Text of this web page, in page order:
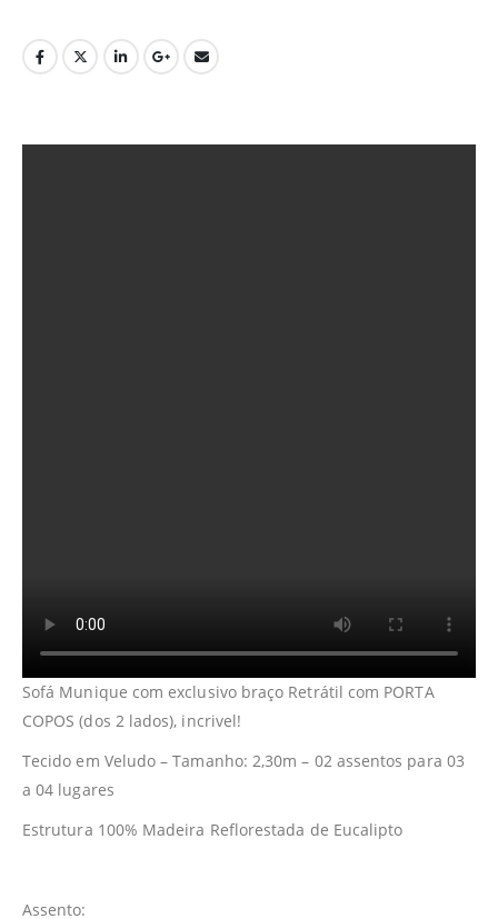
Sofá Munique com exclusivo braço Retrátil com PORTA
COPOS (dos 2 lados), incrivel!
Tecido em Veludo – Tamanho: 2,30m – 02 assentos para 03
a 04 lugares
Estrutura 100% Madeira Reflorestada de Eucalipto
Assento: